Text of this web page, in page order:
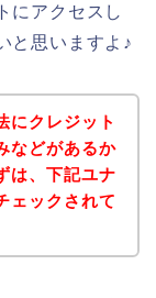
にアクセスし
と思いますよ♪
にクレジット
などがあるか
は、下記ユナ
ェックされて